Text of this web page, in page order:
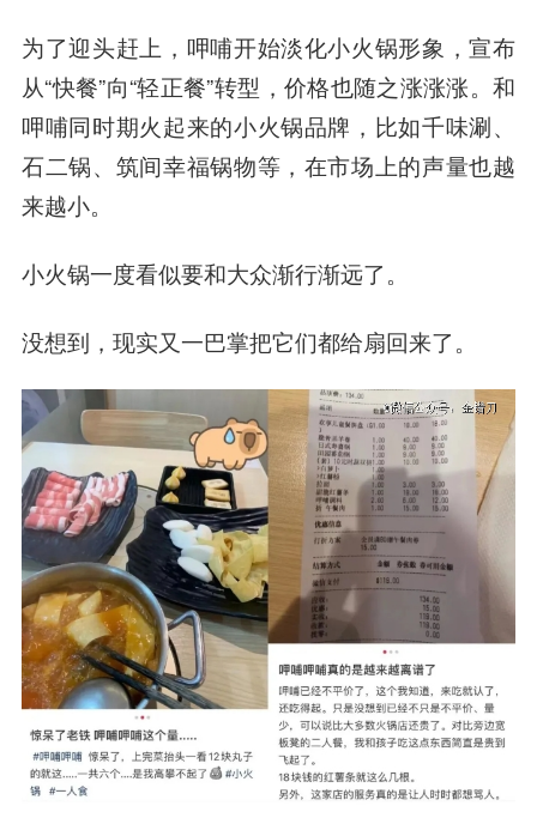
为了迎头赶上，呷哺开始淡化小火锅形象，宣布
从“快餐”向“轻正餐”转型，价格也随之涨涨涨。和
呷哺同时期火起来的小火锅品牌，比如千味涮、
石二锅、筑间幸福锅物等，在市场上的声量也越
来越小。
小火锅一度看似要和大众渐行渐远了。
没想到，现实又一巴掌把它们都给扇回来了。